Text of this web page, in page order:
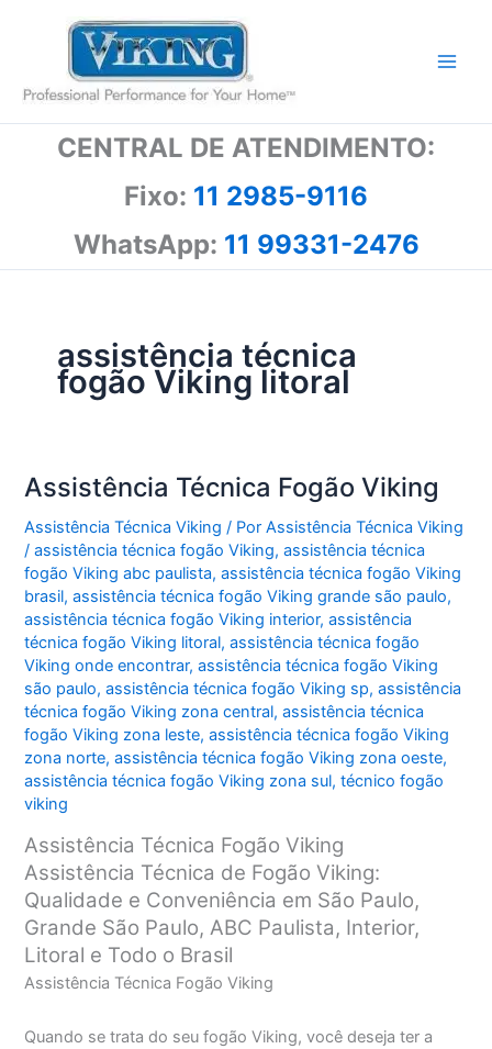
conteúdo
CENTRAL DE ATENDIMENTO:
Fixo: 11 2985-9116
WhatsApp: 11 99331-2476
assistência técnica
fogão Viking litoral
Assistência Técnica Fogão Viking
Assistência Técnica Viking / PorAssistência Técnica Viking
/assistência técnica fogão Viking,assistência técnica
fogão Viking abc paulista,assistência técnica fogão Viking
brasil,assistência técnica fogão Viking grande são paulo,
assistência técnica fogão Viking interior,assistência
técnica fogão Viking litoral,assistência técnica fogão
Viking onde encontrar,assistência técnica fogão Viking
são paulo,assistência técnica fogão Viking sp,assistência
técnica fogão Viking zona central,assistência técnica
fogão Viking zona leste,assistência técnica fogão Viking
zona norte,assistência técnica fogão Viking zona oeste,
assistência técnica fogão Viking zona sul,técnico fogão
viking
Assistência Técnica Fogão Viking
Assistência Técnica de Fogão Viking:
Qualidade e Conveniência em São Paulo,
Grande São Paulo, ABC Paulista, Interior,
Litoral e Todo o Brasil
Assistência Técnica Fogão Viking
Quando se trata do seu fogão Viking, você deseja ter a